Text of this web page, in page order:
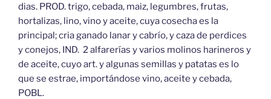
dias. PROD. trigo, cebada, maiz, legumbres, frutas,
hortalizas, lino, vino y aceite, cuya cosecha es la
principal; cria ganado lanar y cabrío, y caza de perdices
y conejos, IND. 2 alfarerías y varios molinos harineros y
de aceite, cuyo art. y algunas semillas y patatas es lo
que se estrae, importándose vino, aceite y cebada,
POBL.